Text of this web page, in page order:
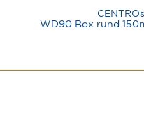
WD90 Box rund